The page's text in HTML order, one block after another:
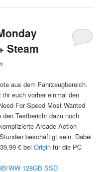
Steam
aus dem Fahrzeugbereich.
euch vorher einmal den
For Speed Most Wanted
Testbericht dazu noch
Arcade Action
beschäftigt sein. Dabei
€ beiOrigin für die PC
WW 128GB SSD